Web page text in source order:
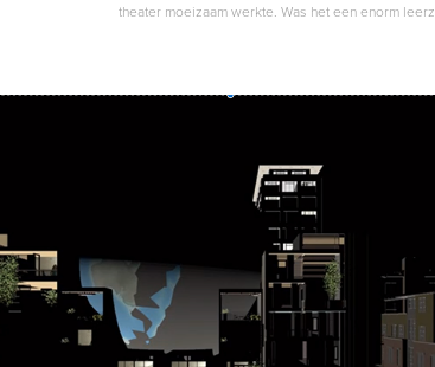
theater moeizaam werkte. Was het een enorm